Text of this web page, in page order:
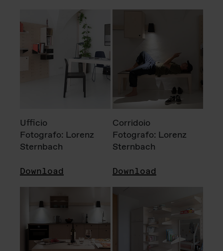
Ufficio
Fotografo: Lorenz
Sternbach
Download
Corridoio
Fotografo: Lorenz
Sternbach
Download